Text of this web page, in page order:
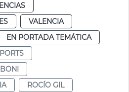
VALENCIA
EN PORTADA TEMÁTICA
ROCÍO GIL